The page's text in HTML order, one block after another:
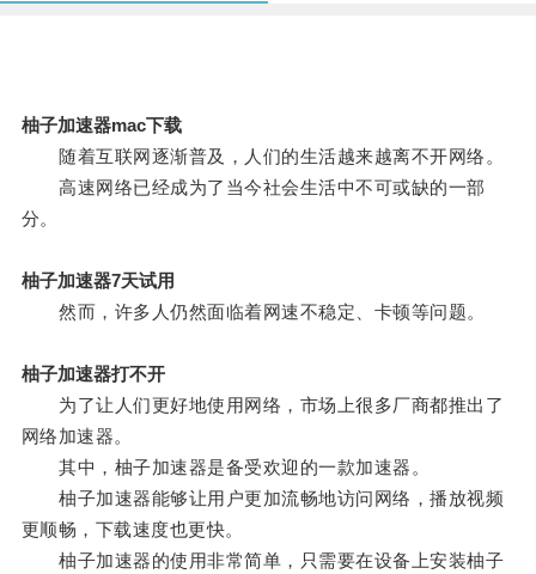
柚子加速器mac下载
随着互联网逐渐普及，人们的生活越来越离不开网络。
高速网络已经成为了当今社会生活中不可或缺的一部
分。
柚子加速器7天试用
然而，许多人仍然面临着网速不稳定、卡顿等问题。
柚子加速器打不开
为了让人们更好地使用网络，市场上很多厂商都推出了
网络加速器。
其中，柚子加速器是备受欢迎的一款加速器。
柚子加速器能够让用户更加流畅地访问网络，播放视频
更顺畅，下载速度也更快。
柚子加速器的使用非常简单，只需要在设备上安装柚子